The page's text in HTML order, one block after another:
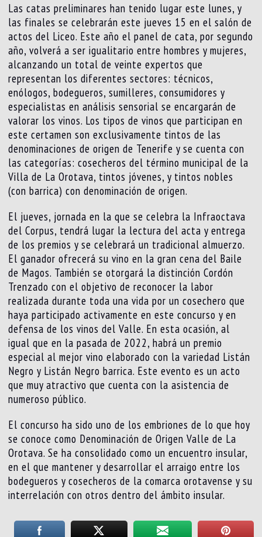
Las catas preliminares han tenido lugar este lunes, y
las finales se celebrarán este jueves 15 en el salón de
actos del Liceo. Este año el panel de cata, por segundo
año, volverá a ser igualitario entre hombres y mujeres,
alcanzando un total de veinte expertos que
representan los diferentes sectores: técnicos,
enólogos, bodegueros, sumilleres, consumidores y
especialistas en análisis sensorial se encargarán de
valorar los vinos. Los tipos de vinos que participan en
este certamen son exclusivamente tintos de las
denominaciones de origen de Tenerife y se cuenta con
las categorías: cosecheros del término municipal de la
Villa de La Orotava, tintos jóvenes, y tintos nobles
(con barrica) con denominación de origen.
El jueves, jornada en la que se celebra la Infraoctava
del Corpus, tendrá lugar la lectura del acta y entrega
de los premios y se celebrará un tradicional almuerzo.
El ganador ofrecerá su vino en la gran cena del Baile
de Magos. También se otorgará la distinción Cordón
Trenzado con el objetivo de reconocer la labor
realizada durante toda una vida por un cosechero que
haya participado activamente en este concurso y en
defensa de los vinos del Valle. En esta ocasión, al
igual que en la pasada de 2022, habrá un premio
especial al mejor vino elaborado con la variedad Listán
Negro y Listán Negro barrica. Este evento es un acto
que muy atractivo que cuenta con la asistencia de
numeroso público.
El concurso ha sido uno de los embriones de lo que hoy
se conoce como Denominación de Origen Valle de La
Orotava. Se ha consolidado como un encuentro insular,
en el que mantener y desarrollar el arraigo entre los
bodegueros y cosecheros de la comarca orotavense y su
interrelación con otros dentro del ámbito insular.